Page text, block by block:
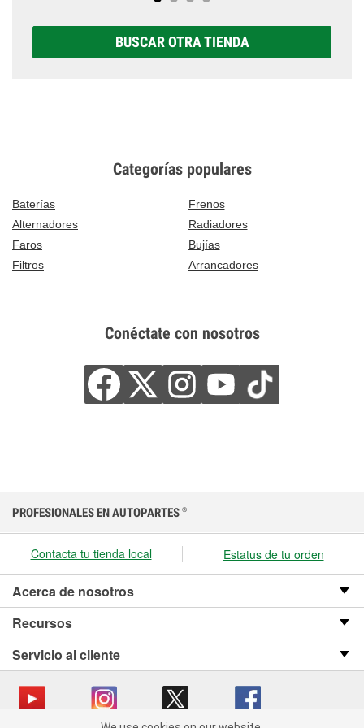
BUSCAR OTRA TIENDA
Categorías populares
Baterías
Frenos
Alternadores
Radiadores
Faros
Bujías
Filtros
Arrancadores
Conéctate con nosotros
PROFESIONALES EN AUTOPARTES ®
Contacta tu tienda local Estatus de tu orden
Acerca de nosotros
Recursos
Servicio al cliente